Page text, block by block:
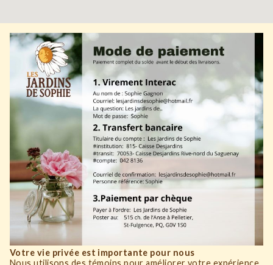
Votre vie privée est importante pour nous
Nous utilisons des témoins pour améliorer votre expérience